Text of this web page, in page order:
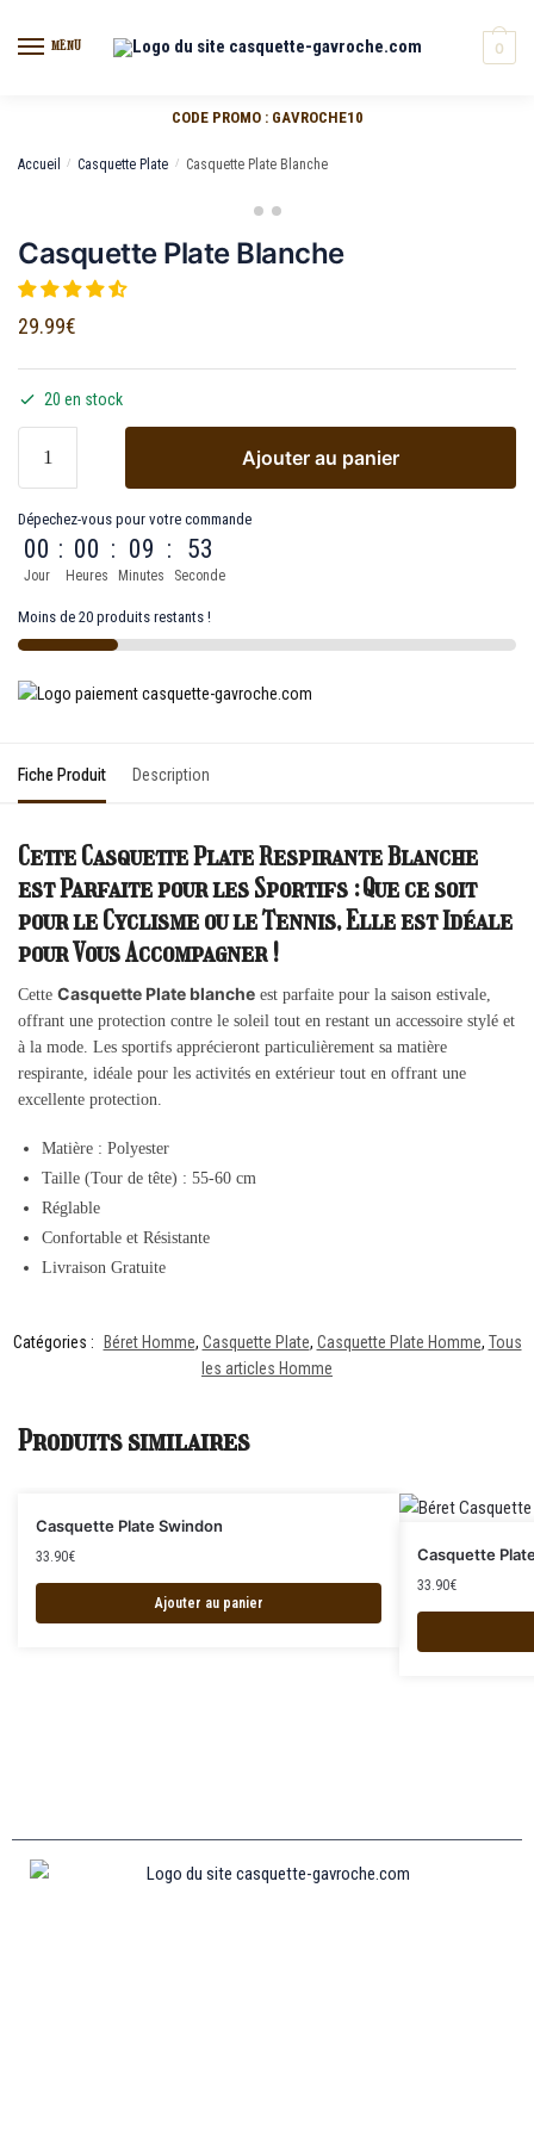
MENU 0
CODE PROMO : GAVROCHE10
Accueil / Casquette Plate / Casquette Plate Blanche
Casquette Plate Blanche
29.99€
20 en stock
Ajouter au panier
Dépechez-vous pour votre commande
00
Jour
: 00
Heures
: 09
Minutes
: 53
Seconde
Moins de 20 produits restants !
Fiche Produit Description
Cette Casquette Plate Respirante Blanche
est Parfaite pour les Sportifs : Que ce soit
pour le Cyclisme ou le Tennis, Elle est Idéale
pour Vous Accompagner !
Cette Casquette Plate blanche est parfaite pour la saison estivale,
offrant une protection contre le soleil tout en restant un accessoire stylé et
à la mode. Les sportifs apprécieront particulièrement sa matière
respirante, idéale pour les activités en extérieur tout en offrant une
excellente protection.
Matière : Polyester
Taille (Tour de tête) : 55-60 cm
Réglable
Confortable et Résistante
Livraison Gratuite
Catégories : Béret Homme, Casquette Plate, Casquette Plate Homme, Tous
les articles Homme
Produits similaires
Casquette Plate Swindon
33.90€
Ajouter au panier
Casquette
33.90€